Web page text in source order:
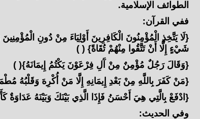
الطوائف الإسلامية.
ففي القرآن:
{لَا يَتَّخِذِ الْمُؤْمِنُونَ الْكَافِرِينَ أَوْلِيَاءَ مِنْ دُونِ
شَيْءٍ إِلَّا أَنْ تَتَّقُوا مِنْهُمْ تُقَاةً} ( )
{وَقَالَ رَجُلٌ مُؤْمِنٌ مِنْ آَلِ فِرْعَوْنَ يَكْتُمُ إِيمَانَهُ}( )
{مَنْ كَفَرَ بِاللَّهِ مِنْ بَعْدِ إِيمَانِهِ إِلَّا مَنْ أُكْرِهَ وَقَلْبُهُ
{ادْفَعْ بِالَّتِي هِيَ أَحْسَنُ فَإِذَا الَّذِي بَيْنَكَ وَبَيْنَهُ عَدَاوَةٌ
وفي الحديث: